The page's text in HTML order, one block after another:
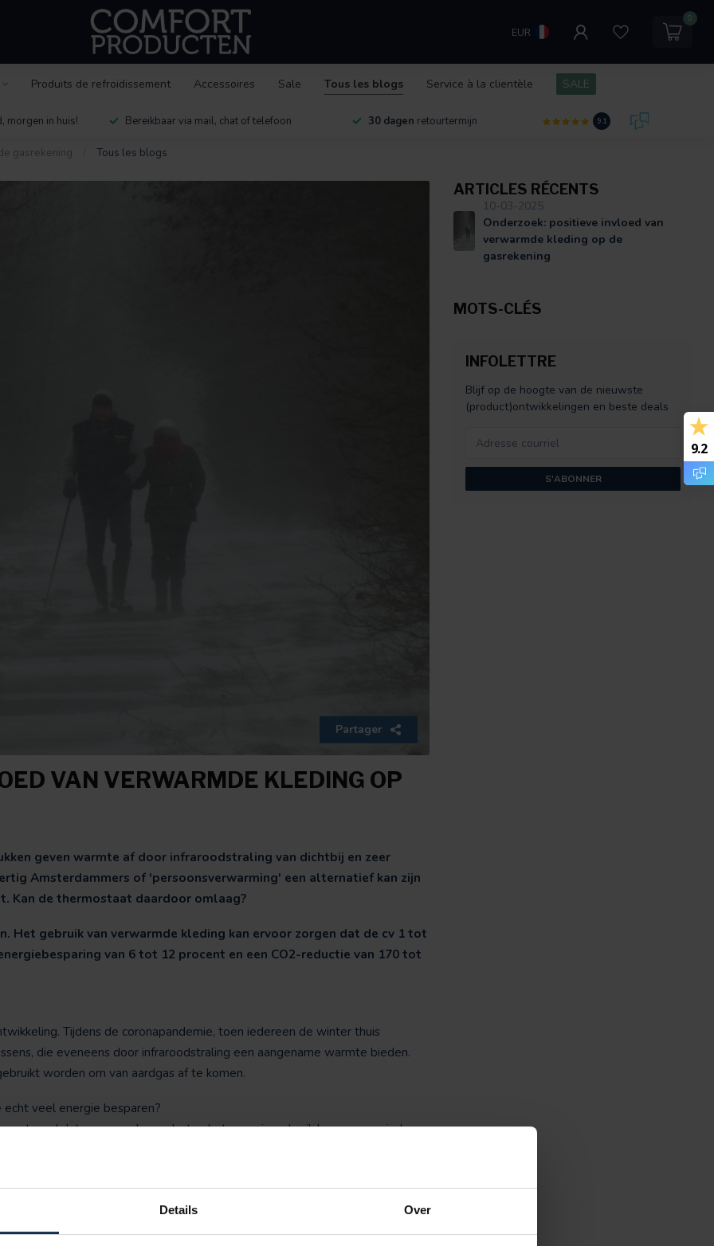
Details Over
EUR
0
Produits de refroidissement Accessoires Sale Tous les blogs Service à la clientèle SALE
morgen in huis! Bereikbaar via mail, chat of telefoon 30 dagen retourtermijn 9.1
gasrekening Tous les blogs
Partager
VAN VERWARMDE KLEDING OP
geven warmte af door infraroodstraling van dichtbij en zeer
Amsterdammers of 'persoonsverwarming' een alternatief kan zijn
Kan de thermostaat daardoor omlaag?
Het gebruik van verwarmde kleding kan ervoor zorgen dat de cv 1 tot
van 6 tot 12 procent en een CO2-reductie van 170 tot
Tijdens de coronapandemie, toen iedereen de winter thuis
die eveneens door infraroodstraling een aangename warmte bieden.
worden om van aardgas af te komen.
veel energie besparen?
dat verwarmde producten het energieverbruik kunnen verminderen.
slechts 1 eurocent kost.
naar een verwarmingssysteem voor monumentale kerken, ontdekte
te verwarmen, in plaats van de hele kerk, die anders hoge
ARTICLES RÉCENTS
10-03-2025
Onderzoek: positieve invloed van
verwarmde kleding op de
gasrekening
MOTS-CLÉS
INFOLETTRE
Blijf op de hoogte van de nieuwste
(product)ontwikkelingen en beste deals
S'ABONNER
9.2